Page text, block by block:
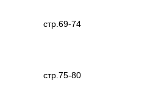
стр.69-74
стр.75-80